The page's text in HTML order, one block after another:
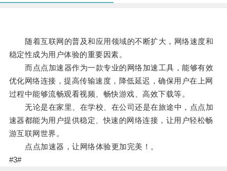
随着互联网的普及和应用领域的不断扩大，网络速度和
稳定性成为用户体验的重要因素。
而点点加速器作为一款专业的网络加速工具，能够有效
优化网络连接，提高传输速度，降低延迟，确保用户在上网
过程中能够流畅观看视频、畅快游戏、高效下载等。
无论是在家里、在学校、在公司还是在旅途中，点点加
速器都能为用户提供稳定、快速的网络连接，让用户轻松畅
游互联网世界。
点点加速器，让网络体验更加完美！。
#3#